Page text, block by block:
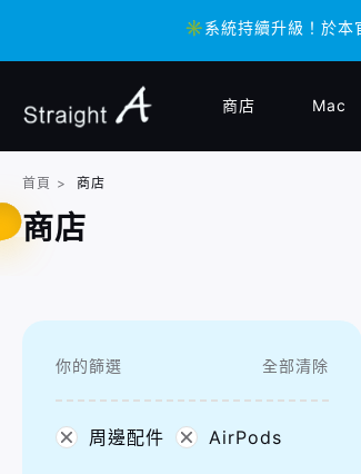
✳️系統持續升級！於本
✳️系統持續升級！於本
商店 Mac
首頁 > 商店
商店
你的篩選 全部清除
周邊配件 AirPods